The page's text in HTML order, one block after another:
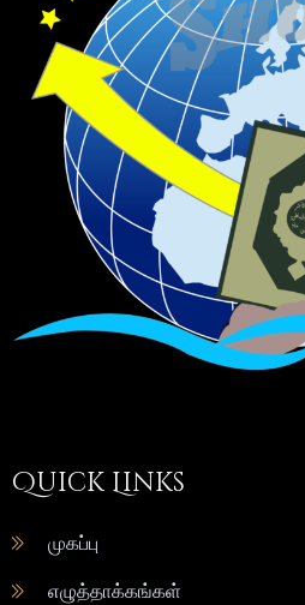
Quick Links
முகப்பு
எழுத்தாக்கங்கள்